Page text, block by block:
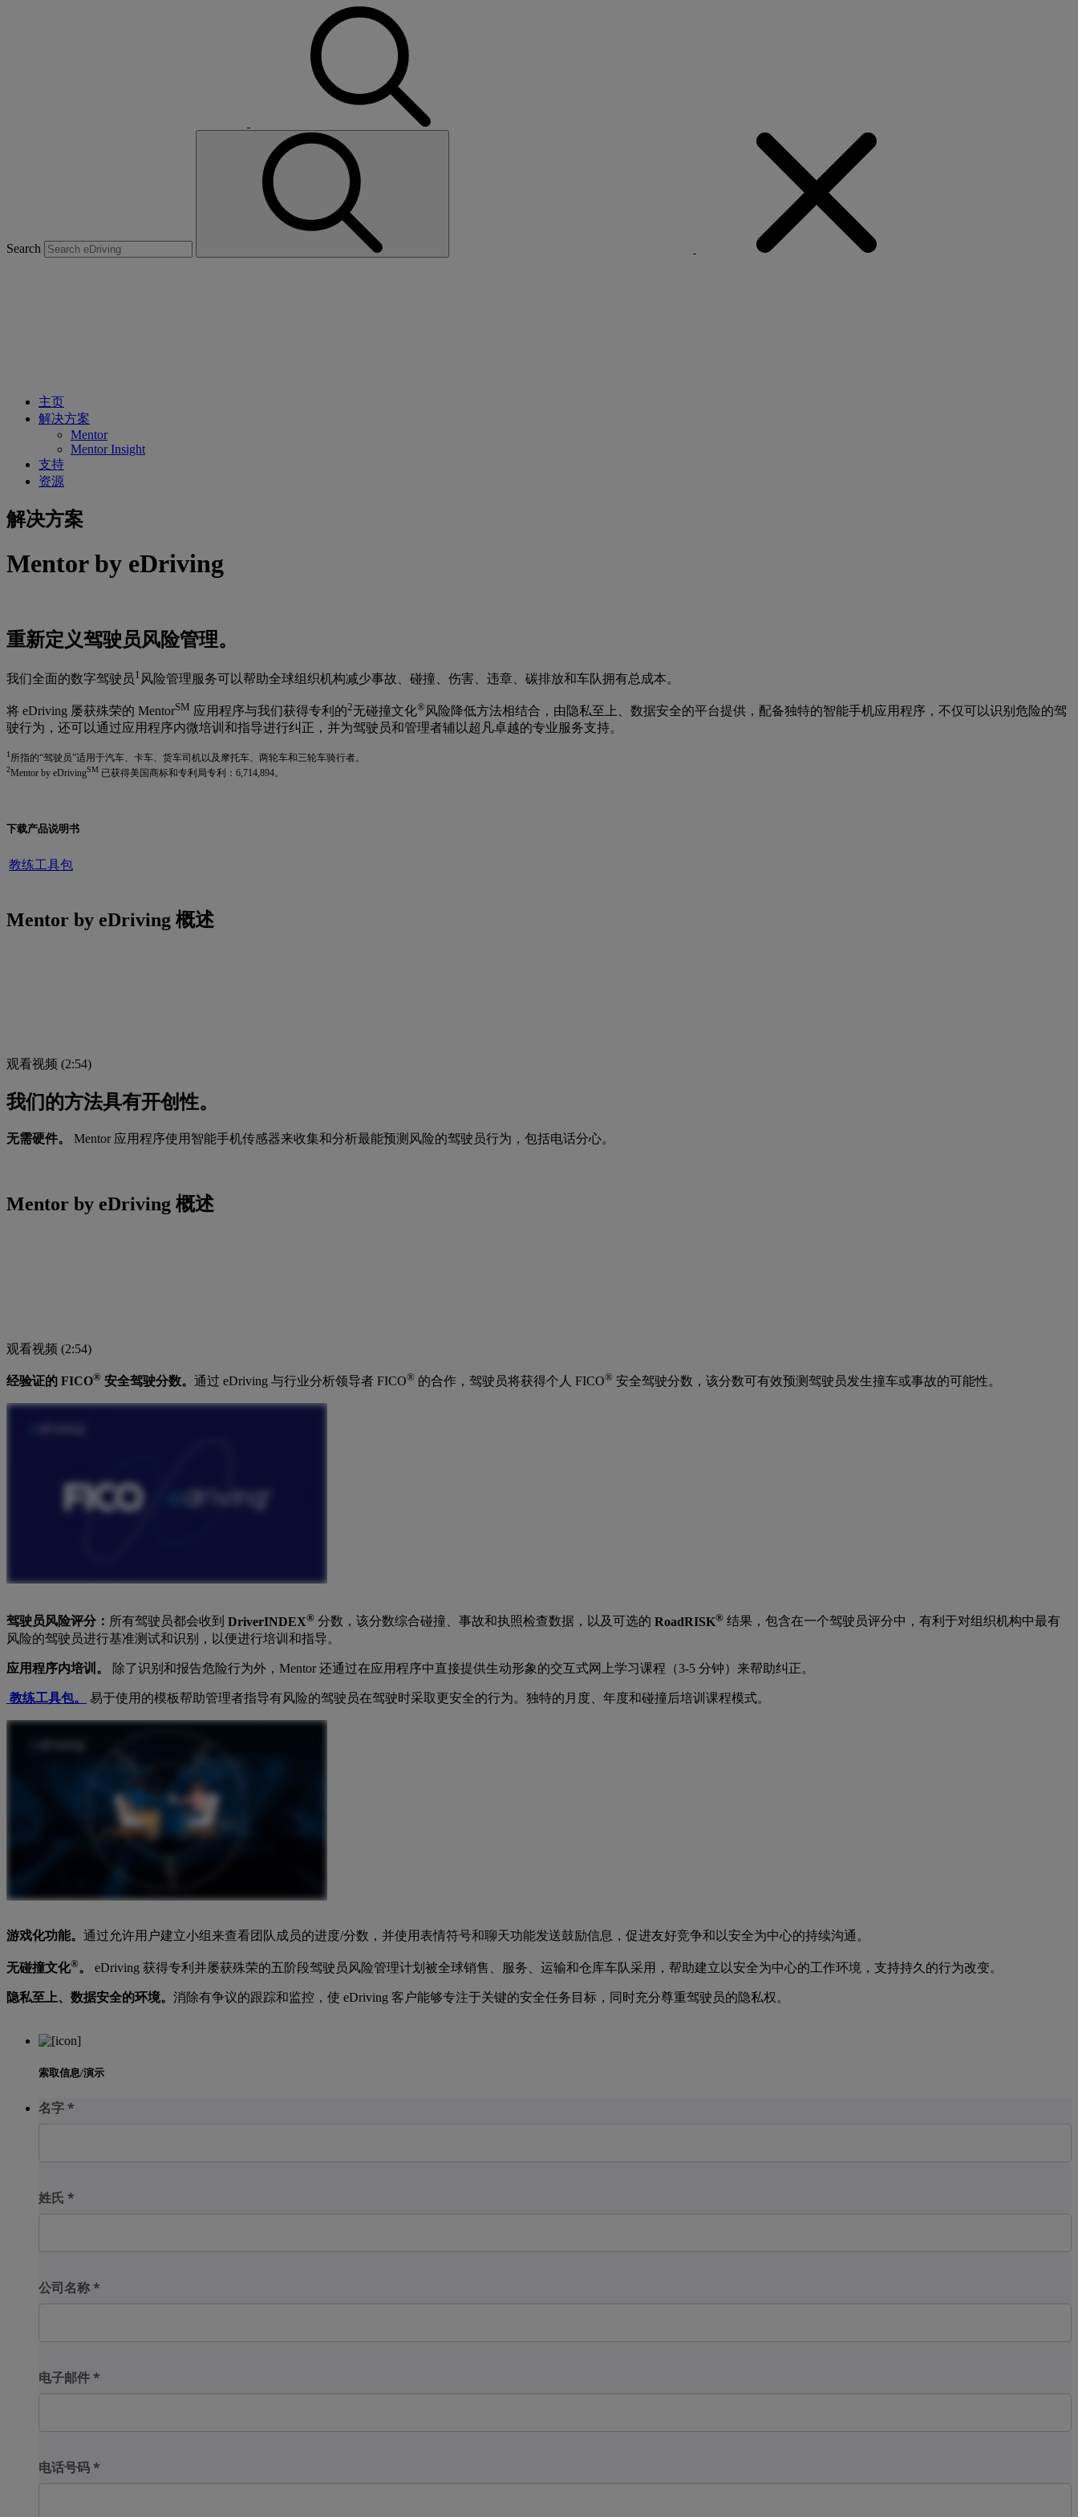
Search
主页
解决方案
Mentor
Mentor Insight
支持
资源
解决方案
Mentor by eDriving
重新定义驾驶员风险管理。
我们全面的数字驾驶员 1 风险管理服务可以帮助全球组织机构减少事故、碰撞、伤害、违章、碳排放和车队拥有总成本。
将 eDriving 屡获殊荣的 MentorSM 应用程序与我们获得专利的2无碰撞文化® 风险降低方法相结合，由隐私至上、数据安全的平台提供，配备独特的智能手机应用程序，不仅可以识别危险的驾
驶行为，还可以通过应用程序内微培训和指导进行纠正，并为驾驶员和管理者辅以超凡卓越的专业服务支持。
1所指的“驾驶员”适用于汽车、卡车、货车司机以及摩托车、两轮车和三轮车骑行者。
2Mentor by eDrivingSM 已获得美国商标和专利局专利：6,714,894。
下载产品说明书
教练工具包
Mentor by eDriving 概述
观看视频 (2:54)
我们的方法具有开创性。
无需硬件。 Mentor 应用程序使用智能手机传感器来收集和分析最能预测风险的驾驶员行为，包括电话分心。
Mentor by eDriving 概述
观看视频 (2:54)
经验证的 FICO® 安全驾驶分数。 通过 eDriving 与行业分析领导者 FICO® 的合作，驾驶员将获得个人 FICO® 安全驾驶分数，该分数可有效预测驾驶员发生撞车或事故的可能性。
驾驶员风险评分： 所有驾驶员都会收到 DriverINDEX® 分数，该分数综合碰撞、事故和执照检查数据，以及可选的 RoadRISK® 结果，包含在一个驾驶员评分中，有利于对组织机构中最有
风险的驾驶员进行基准测试和识别，以便进行培训和指导。
应用程序内培训。 除了识别和报告危险行为外，Mentor 还通过在应用程序中直接提供生动形象的交互式网上学习课程（3-5 分钟）来帮助纠正。
教练工具包。 易于使用的模板帮助管理者指导有风险的驾驶员在驾驶时采取更安全的行为。独特的月度、年度和碰撞后培训课程模式。
游戏化功能。 通过允许用户建立小组来查看团队成员的进度/分数，并使用表情符号和聊天功能发送鼓励信息，促进友好竞争和以安全为中心的持续沟通。
无碰撞文化®。 eDriving 获得专利并屡获殊荣的五阶段驾驶员风险管理计划被全球销售、服务、运输和仓库车队采用，帮助建立以安全为中心的工作环境，支持持久的行为改变。
隐私至上、数据安全的环境。 消除有争议的跟踪和监控，使 eDriving 客户能够专注于关键的安全任务目标，同时充分尊重驾驶员的隐私权。
索取信息/演示
名字*
姓氏 *
公司名称*
电子邮件*
电话号码*